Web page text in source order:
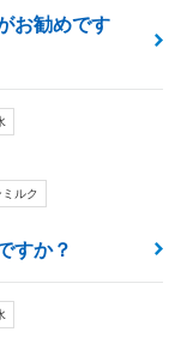
お勧めです
ルク
すか？